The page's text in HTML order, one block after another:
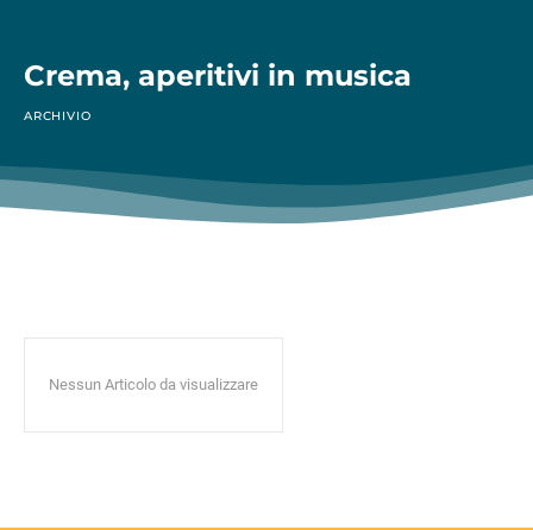
Crema, aperitivi in musica
ARCHIVIO
Nessun Articolo da visualizzare